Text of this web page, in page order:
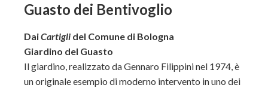
Guasto dei Bentivoglio
DaiCartigli del Comune di Bologna
Giardino del Guasto
Il giardino, realizzato da Gennaro Filippini nel 1974, è
un originale esempio di moderno intervento in uno dei